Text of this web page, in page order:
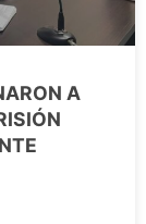
A